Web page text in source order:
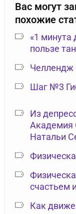
Вас могут
похожие
«1
пользе
Челлендж
Шаг №3
Из
Академия
Натальи
счастьем
Как